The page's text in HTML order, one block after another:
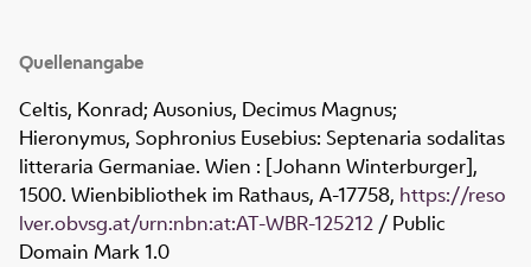
Quellenangabe
Celtis, Konrad; Ausonius, Decimus Magnus;
Hieronymus, Sophronius Eusebius: Septenaria sodalitas
litteraria Germaniae. Wien : [Johann Winterburger],
1500. Wienbibliothek im Rathaus, A-17758, https://reso
lver.obvsg.at/urn:nbn:at:AT-WBR-125212 / Public
Domain Mark 1.0